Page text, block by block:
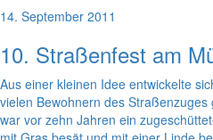
14. September 2011
10. Straßenfest am
Aus einer kleinen Idee entwickelte
vielen Bewohnern des
war vor zehn Jahren ein